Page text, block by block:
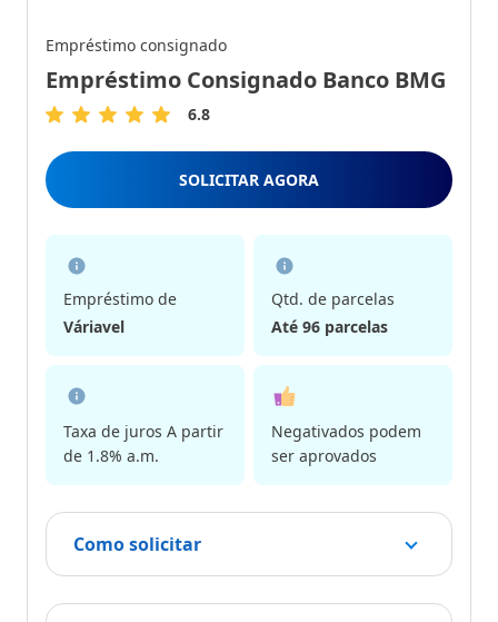
Empréstimo consignado
Empréstimo Consignado Banco BMG
6.8
5
Estrelas
6.8
SOLICITAR AGORA
Empréstimo de
Váriavel
Qtd. de parcelas
Até 96 parcelas
Taxa de juros A partir
de 1.8% a.m.
Negativados podem
ser aprovados
Como solicitar